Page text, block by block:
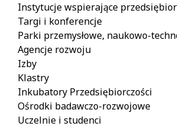
Instytucje wspierające
Targi i konferencje
Parki przemysłowe, naukowo-
Agencje rozwoju
Izby
Klastry
Inkubatory Przedsiębiorczości
Ośrodki badawczo-rozwojowe
Uczelnie i studenci